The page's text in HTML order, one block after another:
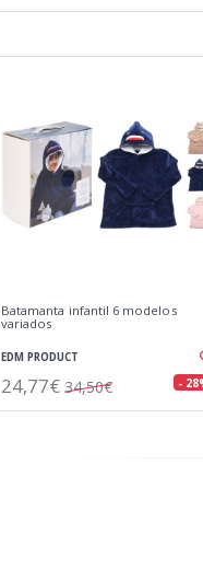
Batamanta infantil 6 modelos
variados
EDM PRODUCT
24,77€ 34,50€ -